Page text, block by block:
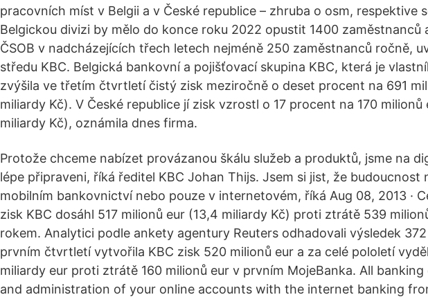
pracovních míst v Belgii a v České republice – zhruba o osm, respektive
Belgickou divizi by mělo do konce roku 2022 opustit 1400 zaměstnanců
ČSOB v nadcházejících třech letech nejméně 250 zaměstnanců ročně,
středu KBC. Belgická bankovní a pojišťovací skupina KBC, která je
zvýšila ve třetím čtvrtletí čistý zisk meziročně o deset procent na 691
miliardy Kč). V České republice jí zisk vzrostl o 17 procent na 170 milionů
miliardy Kč), oznámila dnes firma.
Protože chceme nabízet provázanou škálu služeb a produktů, jsme na
lépe připraveni, říká ředitel KBC Johan Thijs. Jsem si jist, že budoucnost
mobilním bankovnictví nebo pouze v internetovém, říká Aug 08, 2013 ·
zisk KBC dosáhl 517 milionů eur (13,4 miliardy Kč) proti ztrátě 539
rokem. Analytici podle ankety agentury Reuters odhadovali výsledek
prvním čtvrtletí vytvořila KBC zisk 520 milionů eur a za celé pololetí
miliardy eur proti ztrátě 160 milionů eur v prvním MojeBanka. All
and administration of your online accounts with the internet banking